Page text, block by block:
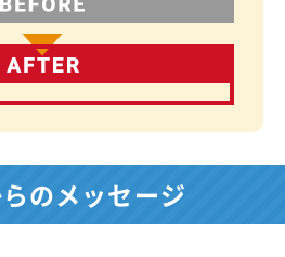
のメッセージ